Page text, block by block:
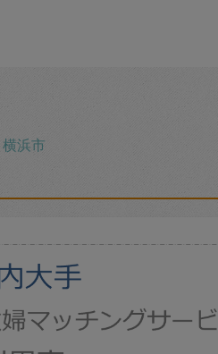
横浜市